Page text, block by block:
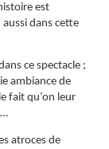
est
dans cette
ce spectacle ;
ambiance de
fait qu’on leur
atroces de